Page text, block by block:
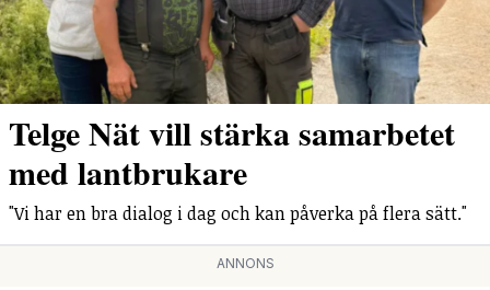
Telge Nät vill stärka samarbetet
med lantbrukare
"Vi har en bra dialog i dag och kan påverka på flera sätt."
ANNONS